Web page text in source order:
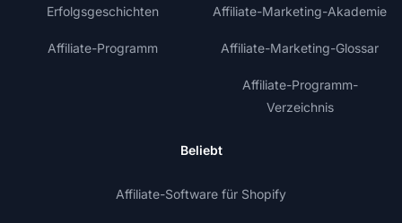
Erfolgsgeschichten
Affiliate-Programm
Affiliate-Marketing-Akademie
Affiliate-Marketing-Glossar
Affiliate-Programm-
Verzeichnis
Beliebt
Affiliate-Software für Shopify